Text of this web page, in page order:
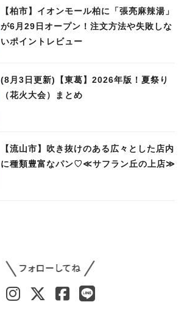
【柏市】イオンモール柏に「張亮麻辣湯」
が6月29日オープン！注文方法や失敗しな
いポイントレビュー
(8月3日更新)【東葛】2026年版！夏祭り
（花火大会）まとめ
【流山市】吹き抜けのある広々とした店内
に種類豊富なパン♡≪サフラン丘の上店≫